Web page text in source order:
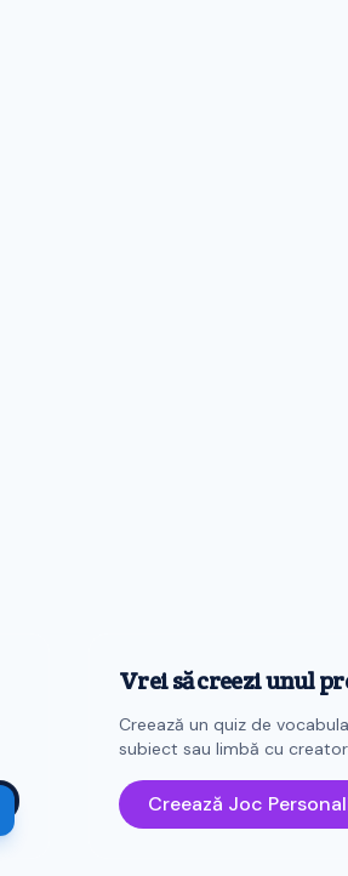
Vrei să creezi unul
Creează un quiz de
subiect sau limbă cu
Creează Joc